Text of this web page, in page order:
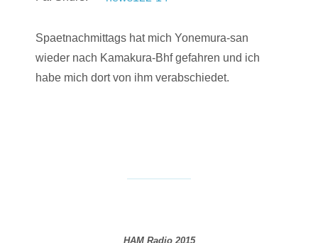
Spaetnachmittags hat mich Yonemura-san
wieder nach Kamakura-Bhf gefahren und ich
habe mich dort von ihm verabschiedet.
HAM Radio 2015